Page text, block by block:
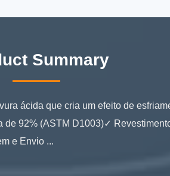
Summary
ácida que cria um efeito de
92% (ASTM D1003)✓
e Envio ...